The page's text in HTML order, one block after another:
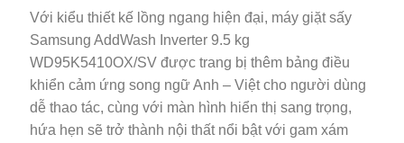
Với kiểu thiết kế lồng ngang hiện đại, máy giặt sấy
Samsung AddWash Inverter 9.5 kg
WD95K5410OX/SV được trang bị thêm bảng điều
khiển cảm ứng song ngữ Anh – Việt cho người dùng
dễ thao tác, cùng với màn hình hiển thị sang trọng,
hứa hẹn sẽ trở thành nội thất nổi bật với gam xám